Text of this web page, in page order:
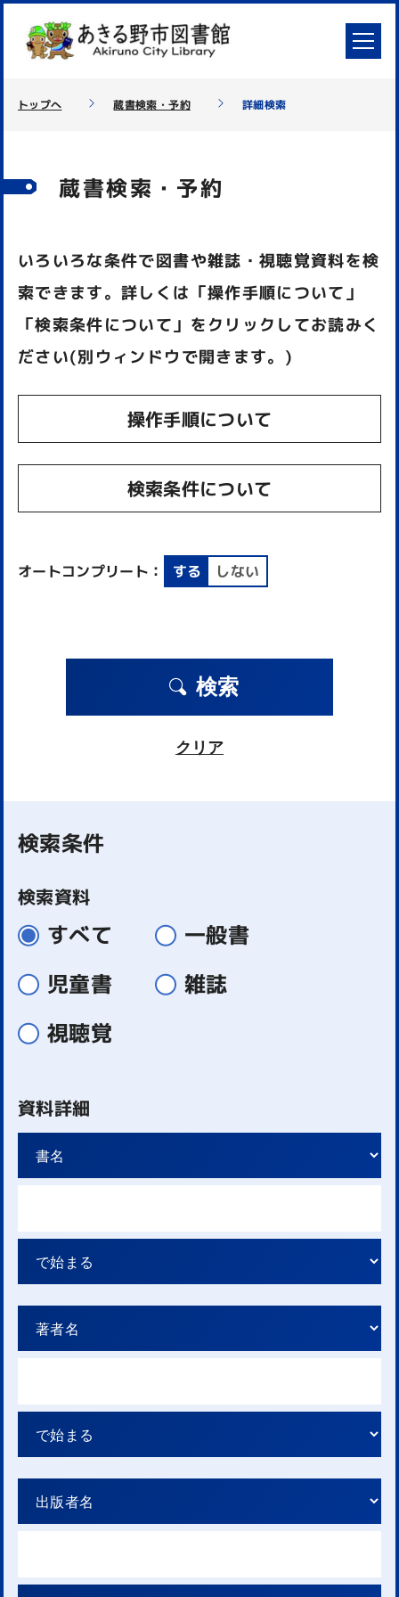
トップへ 蔵書検索・予約 詳細検索
蔵書検索・予約
いろいろな条件で図書や雑誌・視聴覚資料を検
索できます。詳しくは「操作手順について」
「検索条件について」をクリックしてお読みく
ださい(別ウィンドウで開きます。)
操作手順について
検索条件について
オートコンプリート： する しない
検索
クリア
検索条件
検索資料
すべて
一般書
児童書
雑誌
視聴覚
資料詳細